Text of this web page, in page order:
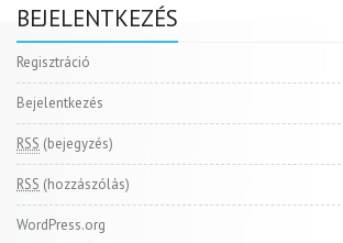
BEJELENTKEZÉS
Regisztráció
Bejelentkezés
RSS (bejegyzés)
RSS (hozzászólás)
WordPress.org